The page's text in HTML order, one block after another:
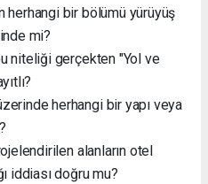
herhangi bir bölümü yürüyüş
mi?
niteliği gerçekten "Yol ve
herhangi bir yapı veya
alanların otel
iddiası doğru mu?